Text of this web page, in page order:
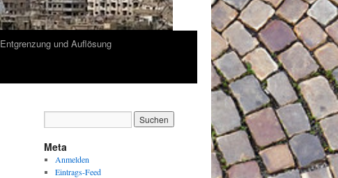
Entgrenzung und Auflösung
Meta
Anmelden
Eintrags-Feed